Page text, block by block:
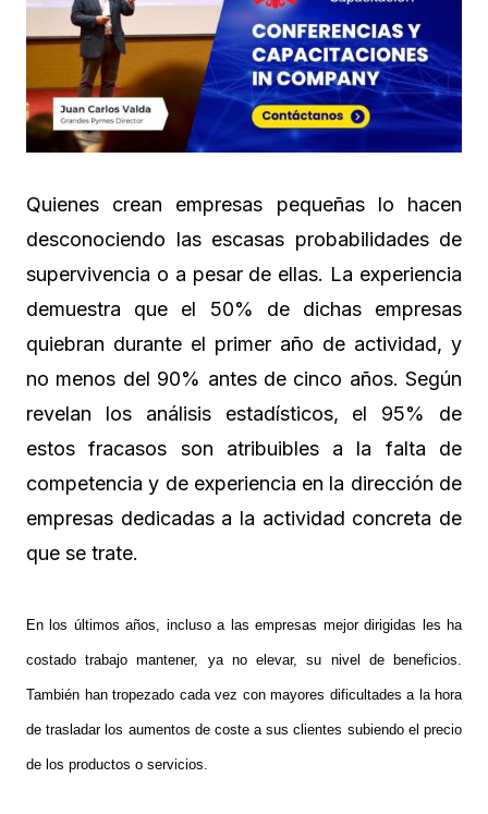
Quienes crean empresas pequeñas lo hacen
desconociendo las escasas probabilidades de
supervivencia o a pesar de ellas. La experiencia
demuestra que el 50% de dichas empresas
quiebran durante el primer año de actividad, y
no menos del 90% antes de cinco años. Según
revelan los análisis estadísticos, el 95% de
estos fracasos son atribuibles a la falta de
competencia y de experiencia en la dirección de
empresas dedicadas a la actividad concreta de
que se trate.
En los últimos años, incluso a las empresas mejor dirigidas les ha
costado trabajo mantener, ya no elevar, su nivel de beneficios.
También han tropezado cada vez con mayores dificultades a la hora
de trasladar los aumentos de coste a sus clientes subiendo el precio
de los productos o servicios.